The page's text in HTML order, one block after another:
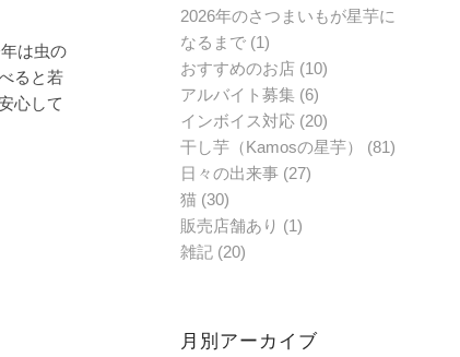
は虫の
ると若
心して
2026年のさつまいもが星芋に
なるまで (1)
おすすめのお店 (10)
アルバイト募集 (6)
インボイス対応 (20)
干し芋（Kamosの星芋）
(81)
日々の出来事 (27)
猫 (30)
販売店舗あり (1)
雑記 (20)
月別アーカイブ